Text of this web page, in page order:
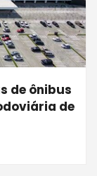
de ônibus
de